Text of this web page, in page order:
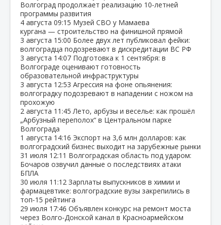
Волгоград продолжает реализацию 10‑летней
программы развития
4 августа 09:15 Музей СВО у Мамаева
кургана — строительство на финишной прямой
3 августа 15:00 Более двух лет публиковал фейки:
волгоградца подозревают в дискредитации ВС РФ
3 августа 14:07 Подготовка к 1 сентября: в
Волгограде оценивают готовность
образовательной инфраструктуры
3 августа 12:53 Агрессия на фоне опьянения:
волгоградку подозревают в нападении с ножом на
прохожую
2 августа 11:45 Лето, арбузы и веселье: как прошёл
„Арбузный переполох“ в Центральном парке
Волгограда
1 августа 14:16 Экспорт на 3,6 млн долларов: как
волгоградский бизнес выходит на зарубежные рынки
31 июля 12:11 Волгоградская область под ударом:
Бочаров озвучил данные о последствиях атаки
БПЛА
30 июля 11:12 Зарплаты выпускников в химии и
фармацевтике: волгоградские вузы закрепились в
топ‑15 рейтинга
29 июля 17:46 Объявлен конкурс на ремонт моста
через Волго‑Донской канал в Красноармейском